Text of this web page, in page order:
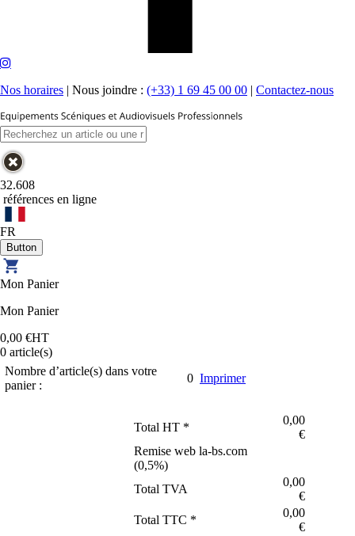
Nos horaires | Nous joindre : (+33) 1 69 45 00 00 | Contactez-nous
32.608
références en ligne
FR
Mon Panier
Mon Panier
0,00 €HT
0 article(s)
Nombre d’article(s) dans votre
panier :
0 Imprimer
Total HT *
0,00
€
Remise web la-bs.com
(0,5%)
Total TVA
0,00
€
Total TTC *
0,00
€